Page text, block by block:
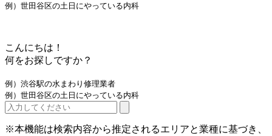
例）世田谷区の土日にやっている内科
こんにちは！
何をお探しですか？
例）渋谷駅の水まわり修理業者
例）世田谷区の土日にやっている内科
※本機能は検索内容から推定されるエリアと業種に基づき、